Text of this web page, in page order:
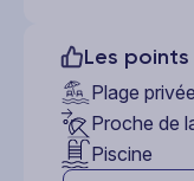
Les
Plage privée
Proche de
Piscine